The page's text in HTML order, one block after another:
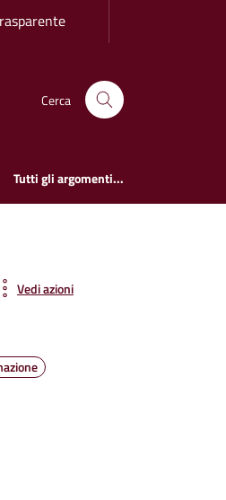
Cerca
Tutti gli argomenti...
Vedi azioni